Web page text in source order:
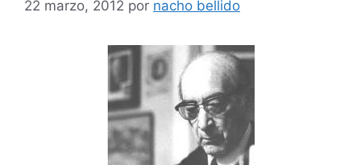
22 marzo, 2012 por nacho bellido